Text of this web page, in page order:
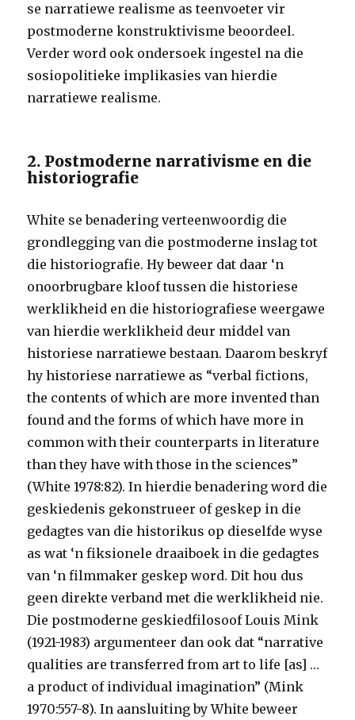
se narratiewe realisme as teenvoeter vir
postmoderne konstruktivisme beoordeel.
Verder word ook ondersoek ingestel na die
sosiopolitieke implikasies van hierdie
narratiewe realisme.
2. Postmoderne narrativisme en die
historiografie
White se benadering verteenwoordig die
grondlegging van die postmoderne inslag tot
die historiografie. Hy beweer dat daar ‘n
onoorbrugbare kloof tussen die historiese
werklikheid en die historiografiese weergawe
van hierdie werklikheid deur middel van
historiese narratiewe bestaan. Daarom beskryf
hy historiese narratiewe as “verbal fictions,
the contents of which are more invented than
found and the forms of which have more in
common with their counterparts in literature
than they have with those in the sciences”
(White 1978:82). In hierdie benadering word die
geskiedenis gekonstrueer of geskep in die
gedagtes van die historikus op dieselfde wyse
as wat ‘n fiksionele draaiboek in die gedagtes
van ‘n filmmaker geskep word. Dit hou dus
geen direkte verband met die werklikheid nie.
Die postmoderne geskiedfilosoof Louis Mink
(1921-1983) argumenteer dan ook dat “narrative
qualities are transferred from art to life [as] …
a product of individual imagination” (Mink
1970:557-8). In aansluiting by White beweer